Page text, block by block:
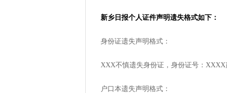
新乡日报个人证件声明遗失格式如下：
身份证遗失声明格式：
XXX不慎遗失身份证，身份证号：XXXX
户口本遗失声明格式：